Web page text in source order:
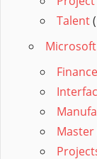
Talent
Master